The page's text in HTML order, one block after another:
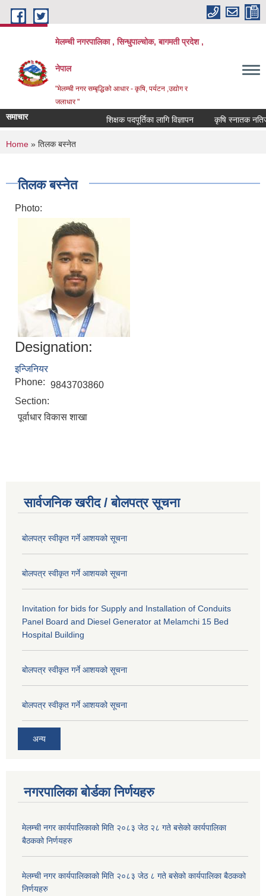
Skip to main content
मेलम्ची नगरपालिका , सिन्धुपाल्चोक, बागमती प्रदेश ,
नेपाल
"मेलम्ची नगर सम्बृद्धिको आधार - कृषि, पर्यटन ,उद्योग र
जलाधार "
समाचार शिक्षक पदपूर्तिका लागि विज्ञापन कृषि स्नातक नतिजा
You are here
Home » तिलक बस्नेत
तिलक बस्नेत
Photo:
Designation:
इन्जिनियर
Phone: 9843703860
Section:
पूर्वाधार विकास शाखा
सार्वजनिक खरीद / बोलपत्र सूचना
बोलपत्र स्वीकृत गर्ने आशयको सूचना
बोलपत्र स्वीकृत गर्ने आशयको सूचना
Invitation for bids for Supply and Installation of Conduits
Panel Board and Diesel Generator at Melamchi 15 Bed
Hospital Building
बोलपत्र स्वीकृत गर्ने आशयको सूचना
बोलपत्र स्वीकृत गर्ने आशयको सूचना
अन्य
नगरपालिका बोर्डका निर्णयहरु
मेलम्ची नगर कार्यपालिकाको मिति २०८३ जेठ २८ गते बसेको कार्यपालिका
बैठकको निर्णयहरु
मेलम्ची नगर कार्यपालिकाको मिति २०८३ जेठ ८ गते बसेको कार्यपालिका बैठकको
निर्णयहरु